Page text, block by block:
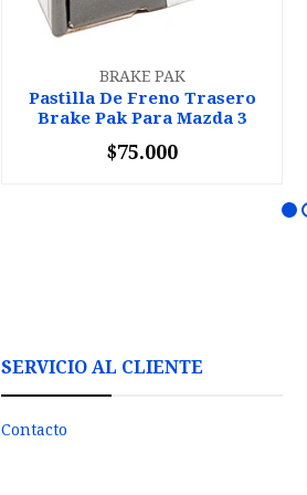
BRAKE PAK
Pastilla De Freno Trasero
Brake Pak Para Mazda 3
+
$75.000
SERVICIO AL CLIENTE
Contacto